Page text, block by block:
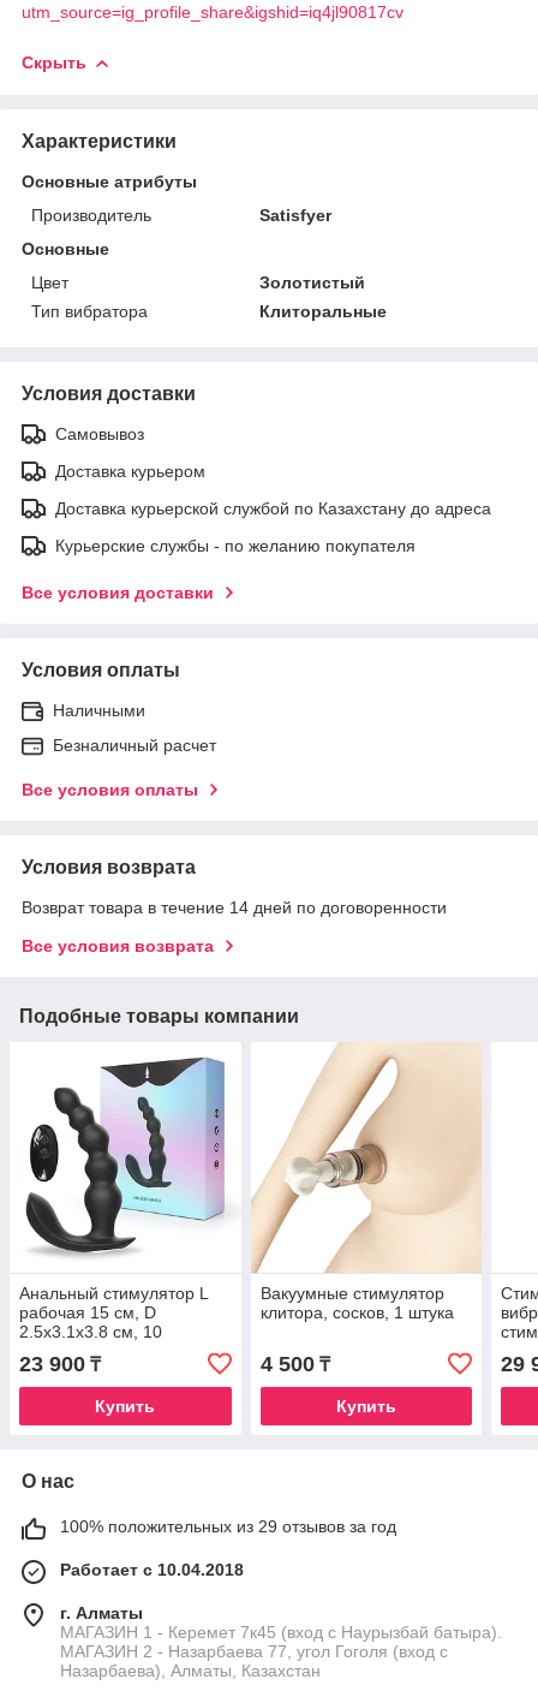
utm_source=ig_profile_share&igshid=iq4jl90817cv
Скрыть
Характеристики
Основные атрибуты
Производитель
Satisfyer
Основные
Цвет
Золотистый
Тип вибратора
Клиторальные
Условия доставки
Самовывоз
Доставка курьером
Доставка курьерской службой по Казахстану до адреса
Курьерские службы - по желанию покупателя
Все условия доставки
Условия оплаты
Наличными
Безналичный расчет
Все условия оплаты
Условия возврата
Возврат товара в течение 14 дней по договоренности
Все условия возврата
Подобные товары компании
Анальный стимулятор L
рабочая 15 см, D
2.5x3.1x3.8 см, 10
режимов вибрации,
дистанционный пульт
23 900 ₸
Купить
Вакуумные стимулятор
клитора, сосков, 1 штука
4 500₸
Купить
29
О нас
100% положительных из 29 отзывов за год
Работает с 10.04.2018
г. Алматы
МАГАЗИН 1 - Керемет 7к45 (вход с Наурызбай батыра).
МАГАЗИН 2 - Назарбаева 77, угол Гоголя (вход с
Назарбаева), Алматы, Казахстан